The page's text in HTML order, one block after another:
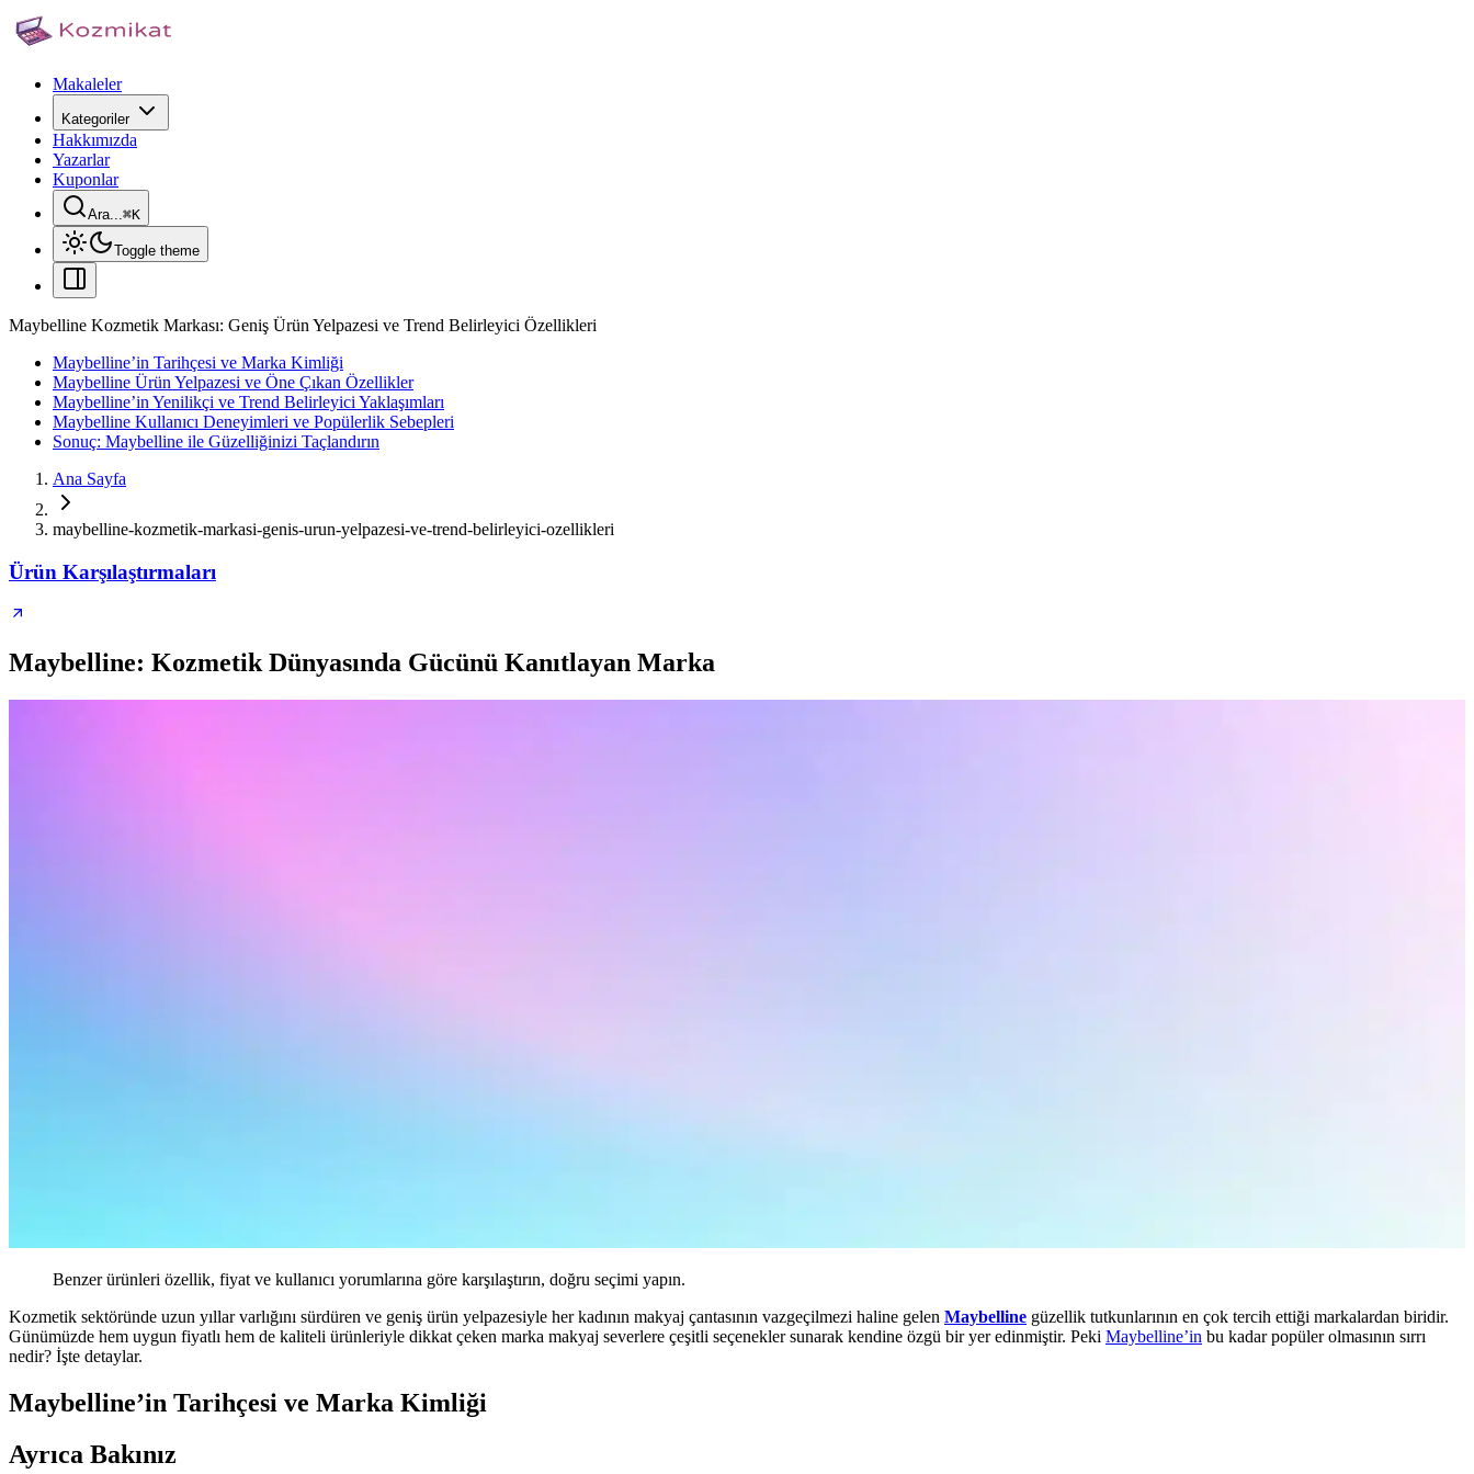
Makaleler
Kategoriler
Hakkımızda
Yazarlar
Kuponlar
Ara...⌘K
Toggle theme
Maybelline Kozmetik Markası: Geniş Ürün Yelpazesi ve Trend Belirleyici Özellikleri
Maybelline’in Tarihçesi ve Marka Kimliği
Maybelline Ürün Yelpazesi ve Öne Çıkan Özellikler
Maybelline’in Yenilikçi ve Trend Belirleyici Yaklaşımları
Maybelline Kullanıcı Deneyimleri ve Popülerlik Sebepleri
Sonuç: Maybelline ile Güzelliğinizi Taçlandırın
Ana Sayfa
maybelline-kozmetik-markasi-genis-urun-yelpazesi-ve-trend-belirleyici-ozellikleri
Ürün Karşılaştırmaları
Maybelline: Kozmetik Dünyasında Gücünü Kanıtlayan Marka
Benzer ürünleri özellik, fiyat ve kullanıcı yorumlarına göre karşılaştırın, doğru seçimi yapın.
Kozmetik sektöründe uzun yıllar varlığını sürdüren ve geniş ürün yelpazesiyle her kadının makyaj çantasının vazgeçilmezi haline gelen Maybelline güzellik tutkunlarının en çok tercih ettiği markalardan biridir.
Günümüzde hem uygun fiyatlı hem de kaliteli ürünleriyle dikkat çeken marka makyaj severlere çeşitli seçenekler sunarak kendine özgü bir yer edinmiştir. Peki Maybelline’in bu kadar popüler olmasının sırrı
nedir? İşte detaylar.
Maybelline’in Tarihçesi ve Marka Kimliği
Ayrıca Bakınız